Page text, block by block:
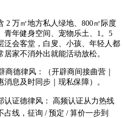
万㎡地方私人绿地、800㎡际度
青年健身空间、宠物乐土、1。5
泛会客堂，白叟、小孩、年轻人都
家不消外出就能活动放松。
德律风：（开辟商间接曲营｜
息及时同步｜现私保障）。
证德律风： 高频认证从力热线
线，征询 / 预定 / 算价一步到